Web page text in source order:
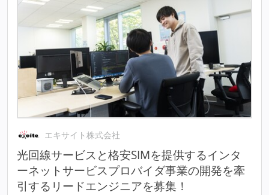
エキサイト株式会社
光回線サービスと格安SIMを提供するインタ
ーネットサービスプロバイダ事業の開発を牽
引するリードエンジニアを募集！